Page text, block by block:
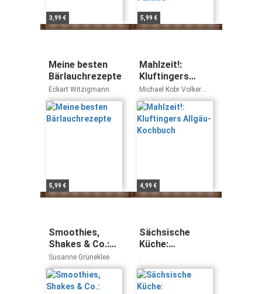
3,99 € 5,99 €
Meine besten
Bärlauchrezepte
Eckart Witzigmann
5,99 €
Mahlzeit!:
Kluftingers
Allgäu-Kochbuch
Michael Kobr Volker
Klüpfel
4,99 €
Smoothies,
Shakes & Co.:
Fruchtig, cremig
und voller
Vitamine
Susanne Grüneklee
Sächsische
Küche:
aus der Region
.